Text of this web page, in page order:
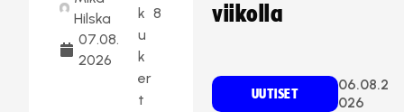
Hilska
07.08.
2026
k
u
k
er
t
8
viikolla
UUTISET
06.08.2
026